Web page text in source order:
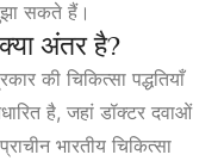
सकते हैं।
अंतर है?
की चिकित्सा पद्धतियाँ
है, जहां डॉक्टर दवाओं
भारतीय चिकित्सा